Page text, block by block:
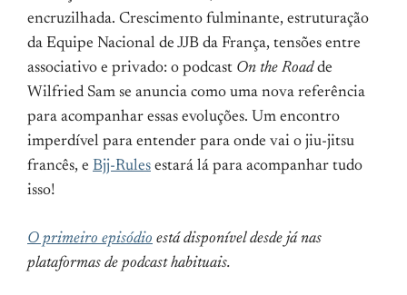
encruzilhada. Crescimento fulminante, estruturação
da Equipe Nacional de JJB da França, tensões entre
associativo e privado: o podcast On the Roadde
Wilfried Sam se anuncia como uma nova referência
para acompanhar essas evoluções. Um encontro
imperdível para entender para onde vai o jiu-jitsu
francês, e Bjj-Rules estará lá para acompanhar tudo
isso!
O primeiro episódio está disponível desde já nas
plataformas de podcast habituais.